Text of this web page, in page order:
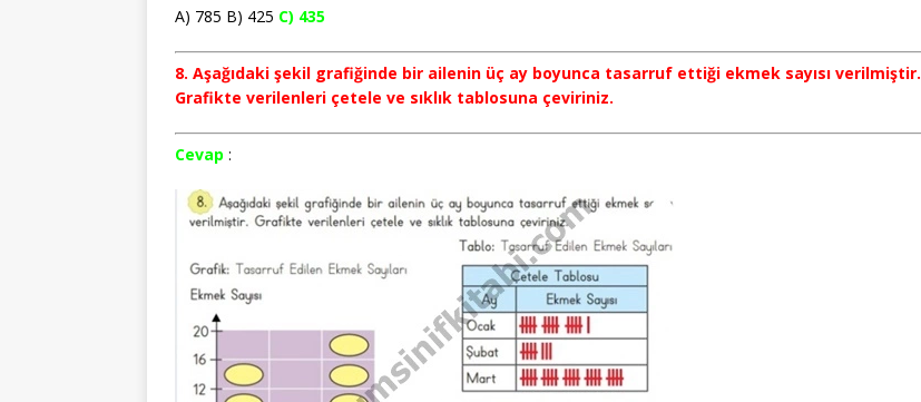
A) 785 B) 425 C) 435
8. Aşağıdaki şekil grafiğinde bir ailenin üç ay boyunca tasarruf ettiği ekmek sayısı verilmiştir.
Grafikte verilenleri çetele ve sıklık tablosuna çeviriniz.
Cevap :